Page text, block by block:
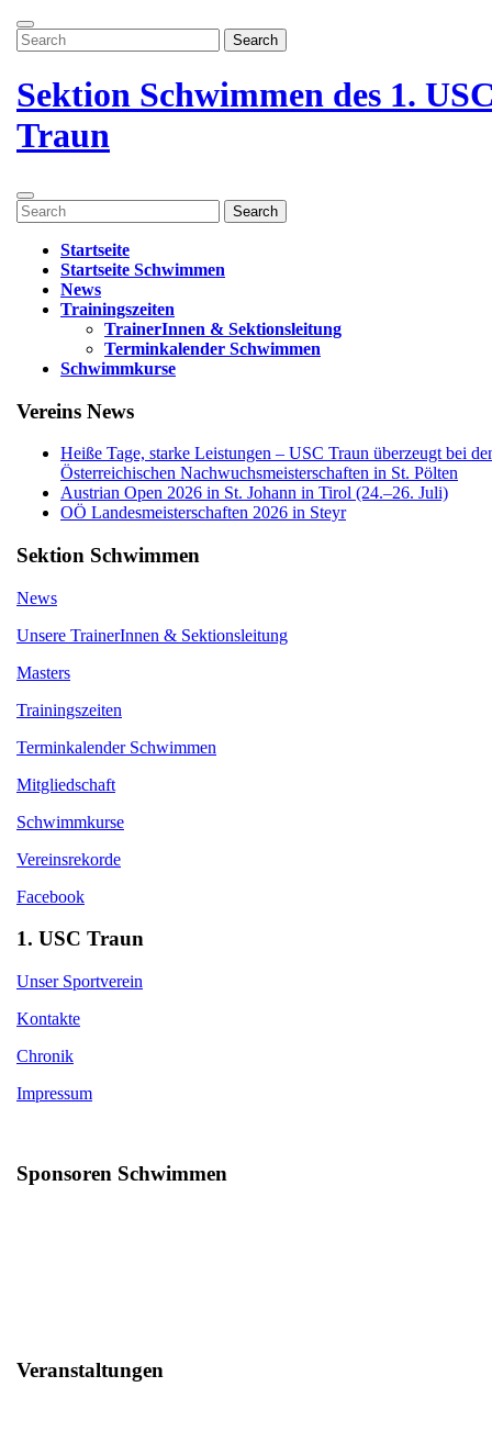
Zum
Inhalt
springen
Menü
öffnen
Search
for:
schließen
Sektion Schwimmen des 1.
Traun
Menü
öffnen
Search
for:
Startseite
Startseite Schwimmen
News
Trainingszeiten
TrainerInnen & Sektionsleitung
Terminkalender Schwimmen
Schwimmkurse
Menü
schließen
Vereins News
Heiße Tage, starke Leistungen – USC Traun überzeugt bei
Österreichischen Nachwuchsmeisterschaften in St. Pölten
Austrian Open 2026 in St. Johann in Tirol (24.–26. Juli)
OÖ Landesmeisterschaften 2026 in Steyr
Sektion Schwimmen
News
Unsere TrainerInnen & Sektionsleitung
Masters
Trainingszeiten
Terminkalender Schwimmen
Mitgliedschaft
Schwimmkurse
Vereinsrekorde
Facebook
1. USC Traun
Unser Sportverein
Kontakte
Chronik
Impressum
Sponsoren Schwimmen
Veranstaltungen